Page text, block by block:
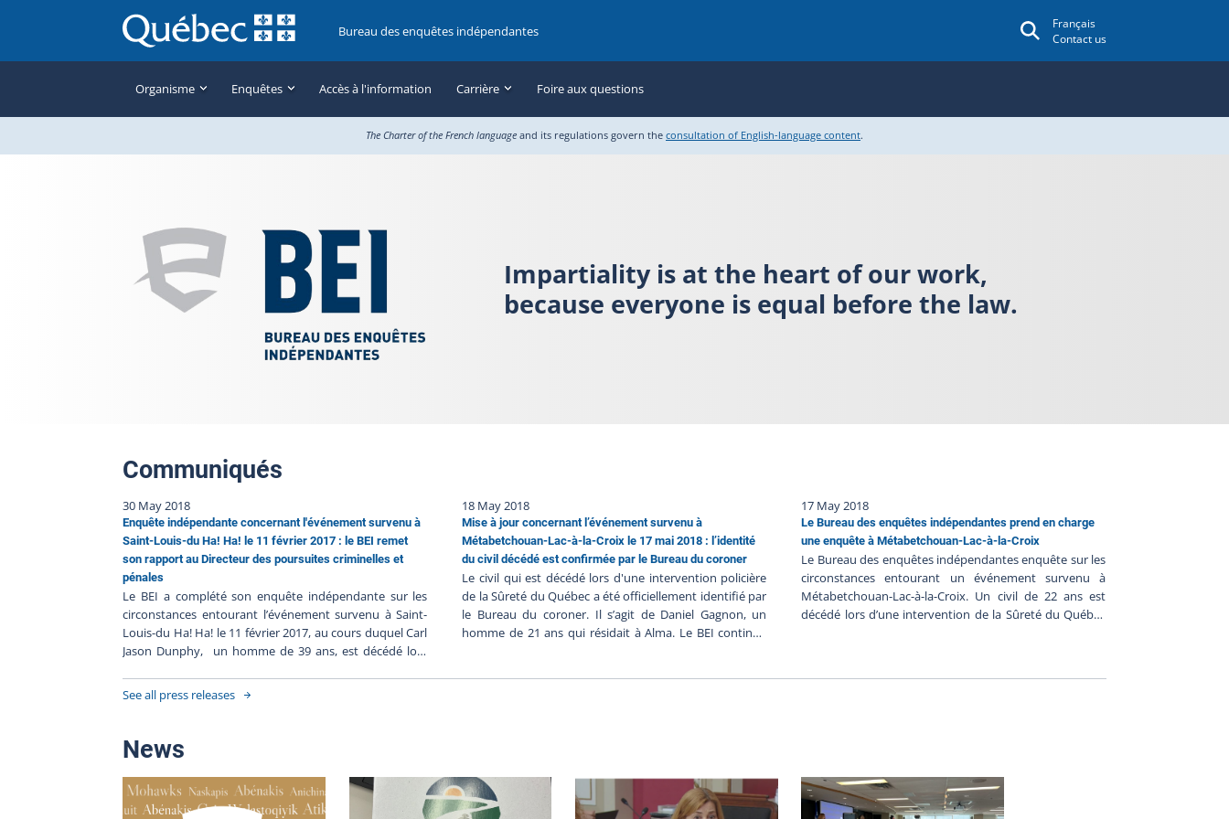
Bureau des enquêtes indépendantes
Français
Contact us
Organisme Enquêtes Accès à l'information Carrière Foire aux questions
The Charter of the French language and its regulations govern the consultation of English-language content.
Impartiality is at the heart of our work,
because everyone is equal before the law.
Communiqués
30 May 2018
Enquête indépendante concernant l'événement survenu à
Saint-Louis-du Ha! Ha! le 11 février 2017 : le BEI remet
son rapport au Directeur des poursuites criminelles et
pénales
Le BEI a complété son enquête indépendante sur les
circonstances entourant l’événement survenu à Saint-
Louis-du Ha! Ha! le 11 février 2017, au cours duquel Carl
Jason Dunphy, un homme de 39 ans, est décédé lors
L’enquête démontre les faits suivants : Le 11 février
2017, vers 18 h 15, le Service de police d’Edmunston
Carl Jason Dunphy, armé et suicidaire. Plusieurs policiers
de la SQ sont alors mobilisés et le localisent dans le
Témiscouata, par son cellulaire. Son véhicule, dans
lequel il prend place côté passager, est intercepté par les
policiers à St-Louis-du Ha! Ha!. Ces derniers le font
18 May 2018
Mise à jour concernant l’événement survenu à
Métabetchouan-Lac-à-la-Croix le 17 mai 2018 : l’identité
du civil décédé est confirmée par le Bureau du coroner
Le civil qui est décédé lors d'une intervention policière
de la Sûreté du Québec a été officiellement identifié par
le Bureau du coroner. Il s’agit de Daniel Gagnon, un
homme de 21 ans qui résidait à Alma. Le BEI continue
policière ou durant sa détention par un corps de police.
17 May 2018
Le Bureau des enquêtes indépendantes prend en charge
une enquête à Métabetchouan-Lac-à-la-Croix
Le Bureau des enquêtes indépendantes enquête sur les
circonstances entourant un événement survenu à
Métabetchouan-Lac-à-la-Croix. Un civil de 22 ans est
décédé lors d’une intervention de la Sûreté du Québec
vitesse- La poursuite policière se serait déroulée sur
environ 7 km- Le conducteur du véhicule fuyard aurait
alors perdu le contrôle et serait entré en collision avec
See all press releases
News